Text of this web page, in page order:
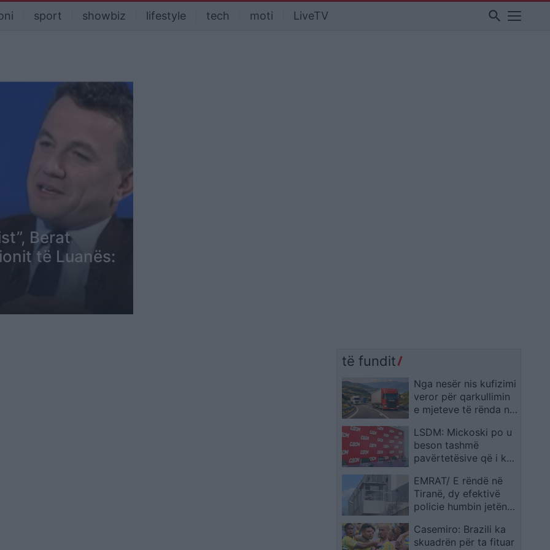
sport showbiz lifestyle tech moti LiveTV search
Berat
të Luanës:
të fundit
Nga nesër nis kufizimi
veror për qarkullimin
e mjeteve të rënda në
së Veriut
LSDM: Mickoski po u
beson tashmë
pavërtetësive që i ka
EMRAT/ E rëndë në
Tiranë, dy efektivë
policie humbin jetën
313, çfarë dyshohet
Casemiro: Brazili ka
skuadrën për ta fituar